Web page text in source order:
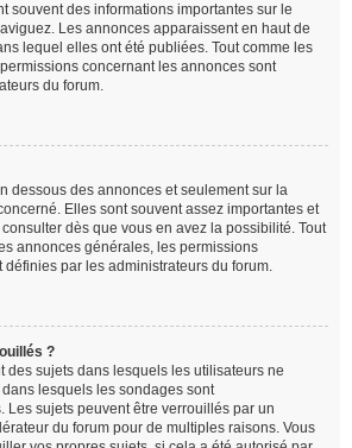
souvent des informations importantes sur le
Les annonces apparaissent en haut de
lequel elles ont été publiées. Tout comme les
concernant les annonces sont
du forum.
dessous des annonces et seulement sur la
Elles sont souvent assez importantes et
dès que vous en avez la possibilité. Tout
annonces générales, les permissions
par les administrateurs du forum.
?
des sujets dans lesquels les utilisateurs ne
lesquels les sondages sont
Les sujets peuvent être verrouillés par un
du forum pour de multiples raisons. Vous